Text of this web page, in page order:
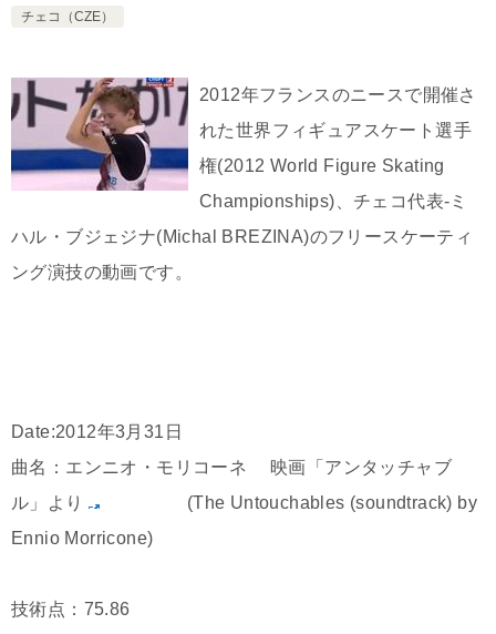
チェコ（CZE）
2012年フランスのニースで開催さ
れた世界フィギュアスケート選手
権(2012 World Figure Skating
Championships)、チェコ代表-ミ
ハル・ブジェジナ(Michal BREZINA)のフリースケーティ
ング演技の動画です。
Date:2012年3月31日
曲名：エンニオ・モリコーネ 映画「アンタッチャブ
ル」より
(The Untouchables (soundtrack) by
Ennio Morricone)
技術点：75.86